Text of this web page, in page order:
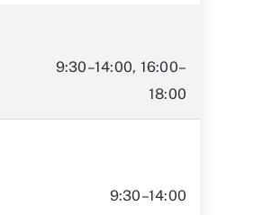
9:30–14:00, 16:00–
18:00
9:30–14:00